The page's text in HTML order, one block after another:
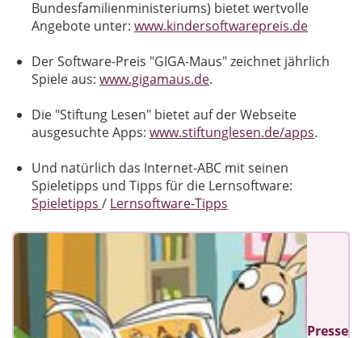
Bundesfamilienministeriums) bietet wertvolle
Angebote unter: www.kindersoftwarepreis.de
Der Software-Preis "GIGA-Maus" zeichnet jährlich
Spiele aus: www.gigamaus.de.
Die "Stiftung Lesen" bietet auf der Webseite
ausgesuchte Apps: www.stiftunglesen.de/apps.
Und natürlich das Internet-ABC mit seinen
Spieletipps und Tipps für die Lernsoftware:
Spieletipps / Lernsoftware-Tipps
Presse